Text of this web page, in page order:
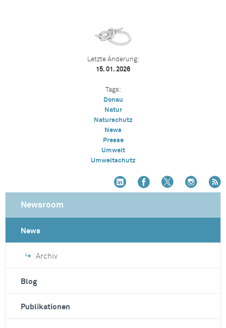
Letzte Änderung:
15. 01. 2026
Tags:
Donau
Natur
Naturschutz
News
Presse
Umwelt
Umweltschutz
Newsroom
News
Archiv
Blog
Publikationen